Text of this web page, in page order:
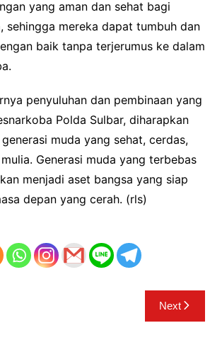
yang aman dan sehat bagi
sehingga mereka dapat tumbuh dan
baik tanpa terjerumus ke dalam
penyuluhan dan pembinaan yang
Polda Sulbar, diharapkan
muda yang sehat, cerdas,
Generasi muda yang terbebas
menjadi aset bangsa yang siap
depan yang cerah. (rls)
Next